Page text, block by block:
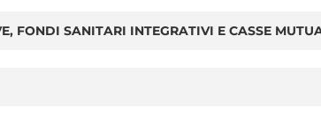
FONDI SANITARI INTEGRATIVI E CASSE